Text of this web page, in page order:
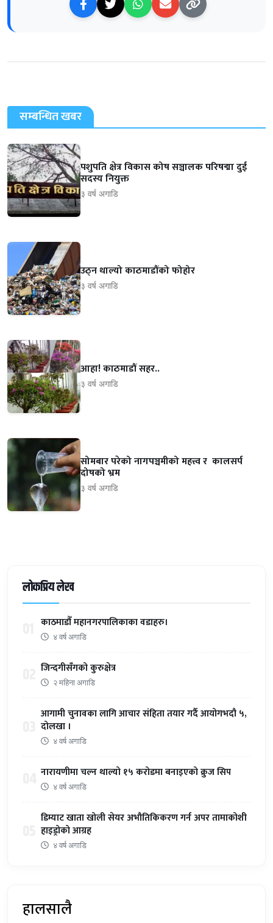
सम्बन्धित खबर
पशुपति क्षेत्र विकास कोष सञ्चालक परिषद्मा दुई
सदस्य नियुक्त
३ वर्ष अगाडि
उठ्न थाल्यो काठमाडौंको फोहोर
३ वर्ष अगाडि
आहा! काठमाडौं सहर..
३ वर्ष अगाडि
सोमबार परेको नागपञ्चमीको महत्त्व र कालसर्प
दोषको भ्रम
३ वर्ष अगाडि
लोकप्रिय लेख
काठमाडौँ महानगरपालिकाका वडाहरु।
४ वर्ष अगाडि
जिन्दगीसँगको कुरुक्षेत्र
२ महिना अगाडि
आगामी चुनावका लागि आचार संहिता तयार गर्दै आयोगभदौ ५,
दोलखा ।
४ वर्ष अगाडि
नारायणीमा चल्न थाल्यो १५ करोडमा बनाइएको क्रुज सिप
४ वर्ष अगाडि
डिम्याट खाता खोली सेयर अभौतिकिकरण गर्न अपर तामाकोशी
हाइड्रोको आग्रह
४ वर्ष अगाडि
हालसालै